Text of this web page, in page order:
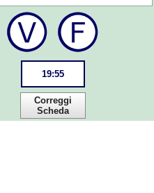
19:55
Correggi
Scheda